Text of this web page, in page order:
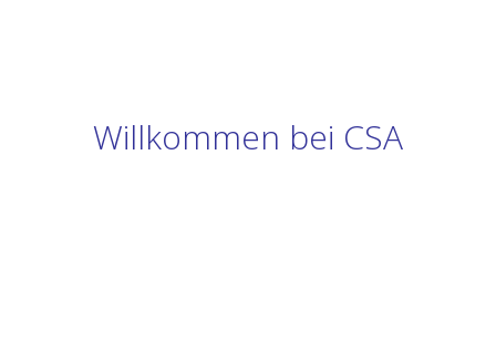
Willkommen bei CSA